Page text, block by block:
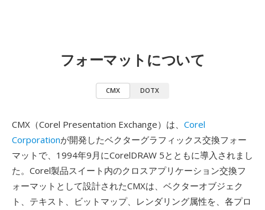
フォーマットについて
CMX DOTX
CMX（Corel Presentation Exchange）は、 Corel
Corporationが開発したベクターグラフィックス交換フォー
マットで、1994年9月にCorelDRAW 5とともに導入されまし
た。Corel製品スイート内のクロスアプリケーション交換フ
ォーマットとして設計されたCMXは、ベクターオブジェク
ト、テキスト、ビットマップ、レンダリング属性を、各プロ